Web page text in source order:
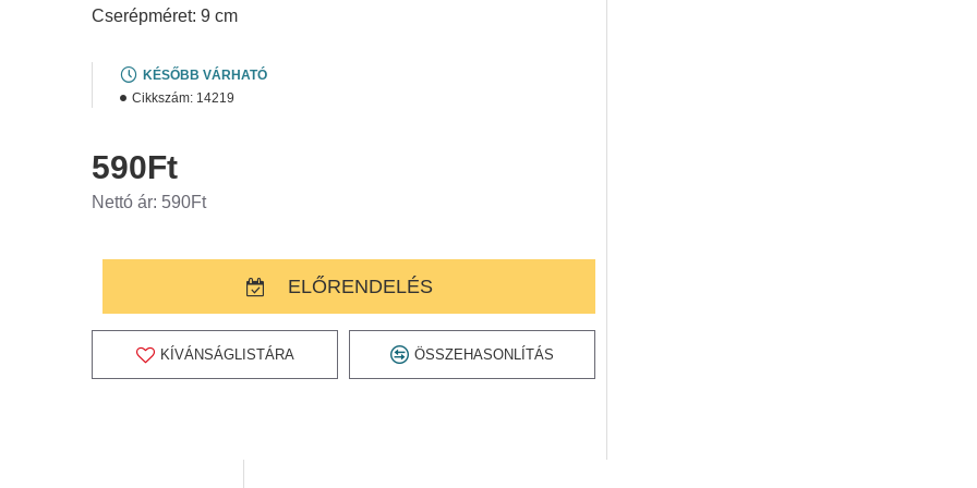
Cserépméret: 9 cm
KÉSŐBB VÁRHATÓ
Cikkszám: 14219
590Ft
Nettó ár: 590Ft
ELŐRENDELÉS
KÍVÁNSÁGLISTÁRA ÖSSZEHASONLÍTÁS